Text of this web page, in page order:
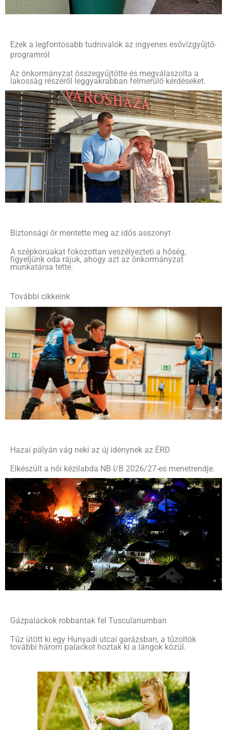
Ezek a legfontosabb tudnivalók az ingyenes esővízgyűjtő-
programról
Az önkormányzat összegyűjtötte és megválaszolta a
lakosság részéről leggyakrabban felmerülő kérdéseket.
Biztonsági őr mentette meg az idős asszonyt
A szépkorúakat fokozottan veszélyezteti a hőség,
figyeljünk oda rájuk, ahogy azt az önkormányzat
munkatársa tette.
További cikkeink
Hazai pályán vág neki az új idénynek az ÉRD
Elkészült a női kézilabda NB I/B 2026/27-es menetrendje.
Gázpalackok robbantak fel Tusculanumban
Tűz ütött ki egy Hunyadi utcai garázsban, a tűzoltók
további három palackot hoztak ki a lángok közül.